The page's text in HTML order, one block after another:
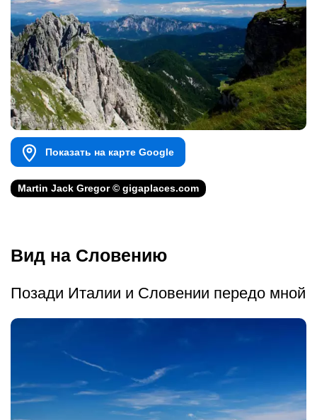
Показать на карте Google
Martin Jack Gregor © gigaplaces.com
Вид на Словению
Позади Италии и Словении передо мной